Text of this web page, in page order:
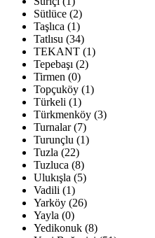
Sütlüce (2)
Taşlıca (1)
Tatlısu (34)
TEKANT (1)
Tepebaşı (2)
Tirmen (0)
Topçuköy (1)
Türkeli (1)
Türkmenköy (3)
Turnalar (7)
Turunçlu (1)
Tuzla (22)
Tuzluca (8)
Ulukışla (5)
Vadili (1)
Yarköy (26)
Yayla (0)
Yedikonuk (8)